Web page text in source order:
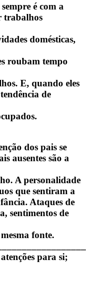
é com a
trabalhos
domésticas,
roubam tempo
E, quando eles
de
dos pais se
ausentes são a
A personalidade
que sentiram a
Ataques de
sentimentos de
fonte.
para si;